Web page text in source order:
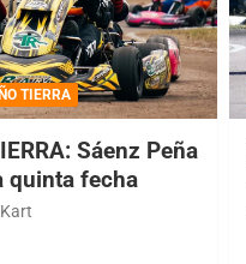
TIERRA
Sáenz Peña
quinta fecha